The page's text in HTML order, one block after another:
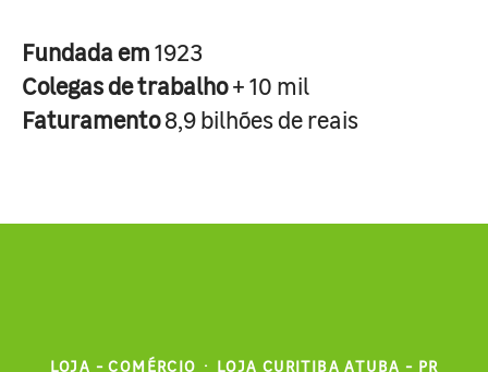
Fundada em1923
Colegas de trabalho+ 10 mil
Faturamento8,9 bilhões de reais
LOJA - COMÉRCIO · LOJA CURITIBA ATUBA - PR